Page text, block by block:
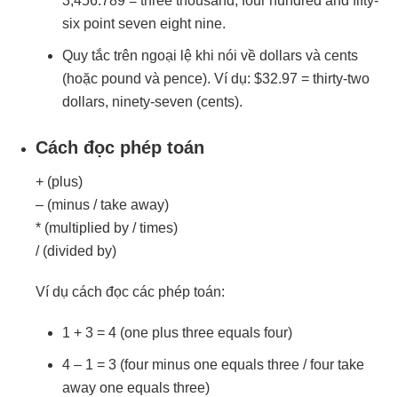
six point seven eight nine.
Quy tắc trên ngoại lệ khi nói về dollars và cents
(hoặc pound và pence). Ví dụ: $32.97 = thirty-two
dollars, ninety-seven (cents).
Cách đọc phép toán
+ (plus)
– (minus / take away)
* (multiplied by / times)
/ (divided by)
Ví dụ cách đọc các phép toán:
1 + 3 = 4 (one plus three equals four)
4 – 1 = 3 (four minus one equals three / four take
away one equals three)